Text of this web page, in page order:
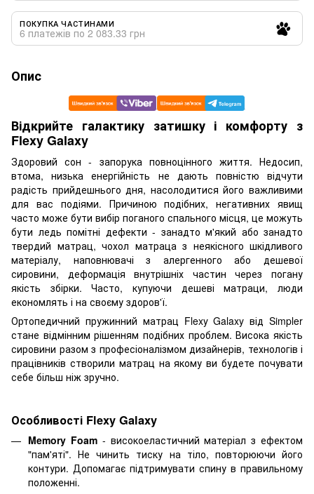
ПОКУПКА ЧАСТИНАМИ
6 платежів по 2 083.33 грн
Опис
Відкрийте галактику затишку і комфорту з
Flexy Galaxy
Здоровий сон - запорука повноцінного життя. Недосип,
втома, низька енергійність не дають повністю відчути
радість прийдешнього дня, насолодитися його важливими
для вас подіями. Причиною подібних, негативних явищ
часто може бути вибір поганого спального місця, це можуть
бути ледь помітні дефекти - занадто м'який або занадто
твердий матрац, чохол матраца з неякісного шкідливого
матеріалу, наповнювачі з алергенного або дешевої
сировини, деформація внутрішніх частин через погану
якість збірки. Часто, купуючи дешеві матраци, люди
економлять і на своєму здоров'ї.
Ортопедичний пружинний матрац Flexy Galaxy від Simpler
стане відмінним рішенням подібних проблем. Висока якість
сировини разом з професіоналізмом дизайнерів, технологів і
працівників створили матрац на якому ви будете почувати
себе більш ніж зручно.
Особливості Flexy Galaxy
Memory Foam - високоеластичний матеріал з ефектом
"пам'яті". Не чинить тиску на тіло, повторюючи його
контури. Допомагає підтримувати спину в правильному
положенні.